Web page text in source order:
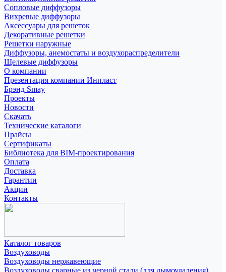
Сопловые диффузоры
Вихревые диффузоры
Аксессуары для решеток
Декоративные решетки
Решетки наружные
Диффузоры, анемостаты и воздухораспределители
Щелевые диффузоры
О компании
Презентация компании Инпласт
Брэнд Smay
Проекты
Новости
Скачать
Технические каталоги
Прайсы
Сертификаты
Библиотека для BIM-проектирования
Оплата
Доставка
Гарантии
Акции
Контакты
Каталог товаров
Воздуховоды
Воздуховоды нержавеющие
Воздуховоды сварные из черной стали (для дымоудаления)